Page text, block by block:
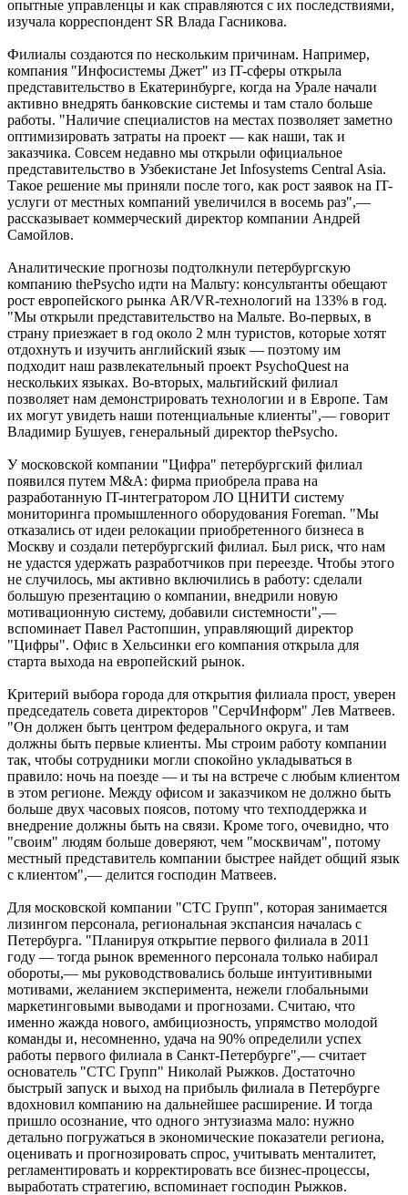
опытные управленцы и как справляются с их последствиями,
изучала корреспондент SR Влада Гасникова.
Филиалы создаются по нескольким причинам. Например,
компания "Инфосистемы Джет" из IT-сферы открыла
представительство в Екатеринбурге, когда на Урале начали
активно внедрять банковские системы и там стало больше
работы. "Наличие специалистов на местах позволяет заметно
оптимизировать затраты на проект — как наши, так и
заказчика. Совсем недавно мы открыли официальное
представительство в Узбекистане Jet Infosystems Central Asia.
Такое решение мы приняли после того, как рост заявок на IT-
услуги от местных компаний увеличился в восемь раз",—
рассказывает коммерческий директор компании Андрей
Самойлов.
Аналитические прогнозы подтолкнули петербургскую
компанию thePsycho идти на Мальту: консультанты обещают
рост европейского рынка AR/VR-технологий на 133% в год.
"Мы открыли представительство на Мальте. Во-первых, в
страну приезжает в год около 2 млн туристов, которые хотят
отдохнуть и изучить английский язык — поэтому им
подходит наш развлекательный проект PsychoQuest на
нескольких языках. Во-вторых, мальтийский филиал
позволяет нам демонстрировать технологии и в Европе. Там
их могут увидеть наши потенциальные клиенты",— говорит
Владимир Бушуев, генеральный директор thePsycho.
У московской компании "Цифра" петербургский филиал
появился путем M&A: фирма приобрела права на
разработанную IT-интегратором ЛО ЦНИТИ систему
мониторинга промышленного оборудования Foreman. "Мы
отказались от идеи релокации приобретенного бизнеса в
Москву и создали петербургский филиал. Был риск, что нам
не удастся удержать разработчиков при переезде. Чтобы этого
не случилось, мы активно включились в работу: сделали
большую презентацию о компании, внедрили новую
мотивационную систему, добавили системности",—
вспоминает Павел Растопшин, управляющий директор
"Цифры". Офис в Хельсинки его компания открыла для
старта выхода на европейский рынок.
Критерий выбора города для открытия филиала прост, уверен
председатель совета директоров "СерчИнформ" Лев Матвеев.
"Он должен быть центром федерального округа, и там
должны быть первые клиенты. Мы строим работу компании
так, чтобы сотрудники могли спокойно укладываться в
правило: ночь на поезде — и ты на встрече с любым клиентом
в этом регионе. Между офисом и заказчиком не должно быть
больше двух часовых поясов, потому что техподдержка и
внедрение должны быть на связи. Кроме того, очевидно, что
"своим" людям больше доверяют, чем "москвичам", потому
местный представитель компании быстрее найдет общий язык
с клиентом",— делится господин Матвеев.
Для московской компании "СТС Групп", которая занимается
лизингом персонала, региональная экспансия началась с
Петербурга. "Планируя открытие первого филиала в 2011
году — тогда рынок временного персонала только набирал
обороты,— мы руководствовались больше интуитивными
мотивами, желанием эксперимента, нежели глобальными
маркетинговыми выводами и прогнозами. Считаю, что
именно жажда нового, амбициозность, упрямство молодой
команды и, несомненно, удача на 90% определили успех
работы первого филиала в Санкт-Петербурге",— считает
основатель "СТС Групп" Николай Рыжков. Достаточно
быстрый запуск и выход на прибыль филиала в Петербурге
вдохновил компанию на дальнейшее расширение. И тогда
пришло осознание, что одного энтузиазма мало: нужно
детально погружаться в экономические показатели региона,
оценивать и прогнозировать спрос, учитывать менталитет,
регламентировать и корректировать все бизнес-процессы,
выработать стратегию, вспоминает господин Рыжков.